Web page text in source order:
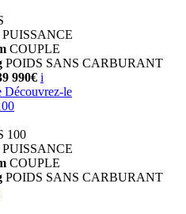
PUISSANCE
COUPLE
POIDS SANS CARBURANT
990€ i
Découvrez-le
100
PUISSANCE
COUPLE
POIDS SANS CARBURANT